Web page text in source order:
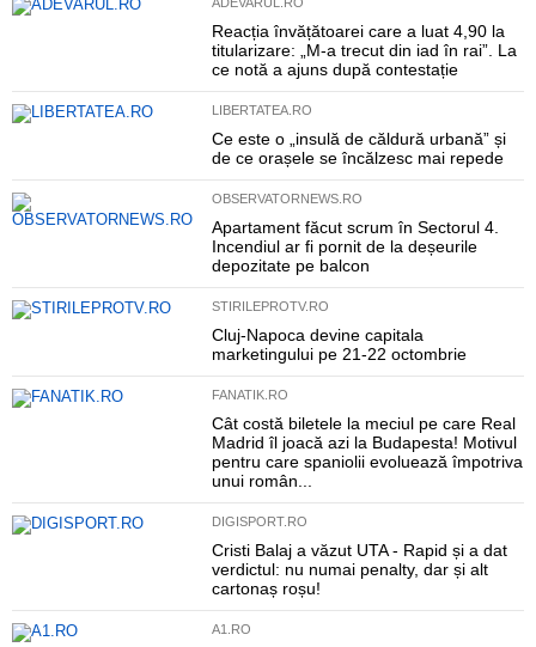
Reacția învățătoarei care a luat 4,90 la
titularizare: „M-a trecut din iad în rai”. La
ce notă a ajuns după contestație
LIBERTATEA.RO
Ce este o „insulă de căldură urbană” și
de ce orașele se încălzesc mai repede
OBSERVATORNEWS.RO
Apartament făcut scrum în Sectorul 4.
Incendiul ar fi pornit de la deșeurile
depozitate pe balcon
STIRILEPROTV.RO
Cluj-Napoca devine capitala
marketingului pe 21-22 octombrie
FANATIK.RO
Cât costă biletele la meciul pe care Real
Madrid îl joacă azi la Budapesta! Motivul
pentru care spaniolii evoluează împotriva
unui român...
DIGISPORT.RO
Cristi Balaj a văzut UTA - Rapid și a dat
verdictul: nu numai penalty, dar și alt
cartonaș roșu!
A1.RO